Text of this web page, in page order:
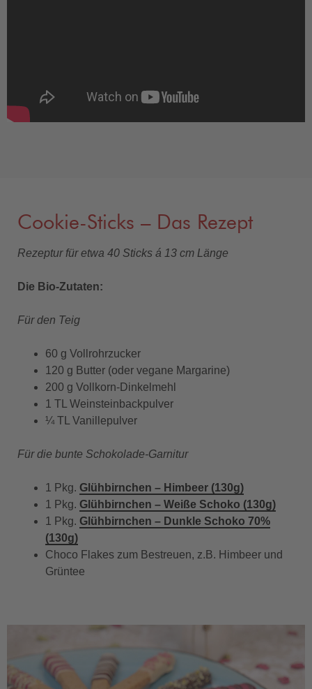
Cookie-Sticks – Das Rezept
Rezeptur für etwa 40 Sticks á 13 cm Länge
Die Bio-Zutaten:
Für den Teig
60 g Vollrohrzucker
120 g Butter (oder vegane Margarine)
200 g Vollkorn-Dinkelmehl
1 TL Weinsteinbackpulver
¼ TL Vanillepulver
Für die bunte Schokolade-Garnitur
1 Pkg. Glühbirnchen – Himbeer (130g)
1 Pkg. Glühbirnchen – Weiße Schoko (130g)
1 Pkg. Glühbirnchen – Dunkle Schoko 70%
(130g)
Choco Flakes zum Bestreuen, z.B. Himbeer und
Grüntee